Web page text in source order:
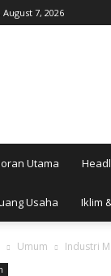
August 7, 2026
Utama
Usaha Iklim
Umum Industri